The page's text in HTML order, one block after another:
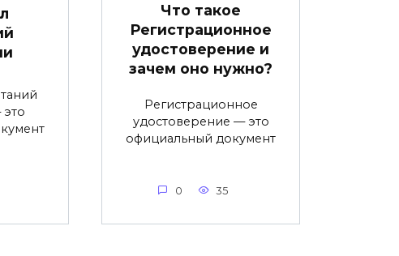
Что такое
Регистрационное
удостоверение и
зачем оно нужно?
Регистрационное
удостоверение — это
официальный документ
0 35